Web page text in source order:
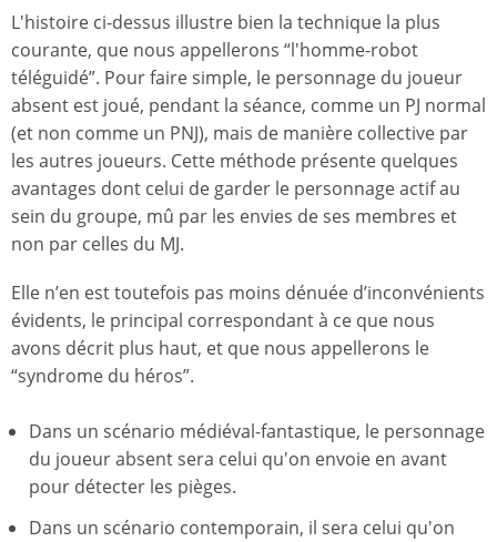
L'histoire ci-dessus illustre bien la technique la plus
courante, que nous appellerons “l'homme-robot
téléguidé”. Pour faire simple, le personnage du joueur
absent est joué, pendant la séance, comme un PJ normal
(et non comme un PNJ), mais de manière collective par
les autres joueurs. Cette méthode présente quelques
avantages dont celui de garder le personnage actif au
sein du groupe, mû par les envies de ses membres et
non par celles du MJ.
Elle n’en est toutefois pas moins dénuée d’inconvénients
évidents, le principal correspondant à ce que nous
avons décrit plus haut, et que nous appellerons le
“syndrome du héros”.
Dans un scénario médiéval-fantastique, le personnage
du joueur absent sera celui qu'on envoie en avant
pour détecter les pièges.
Dans un scénario contemporain, il sera celui qu'on